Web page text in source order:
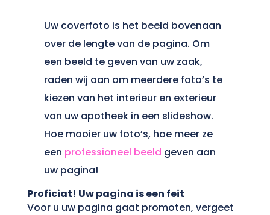
Uw coverfoto is het beeld bovenaan
over de lengte van de pagina. Om
een beeld te geven van uw zaak,
raden wij aan om meerdere foto’s te
kiezen van het interieur en exterieur
van uw apotheek in een slideshow.
Hoe mooier uw foto’s, hoe meer ze
een professioneel beeld geven aan
uw pagina!
Proficiat! Uw pagina is een feit
Voor u uw pagina gaat promoten, vergeet